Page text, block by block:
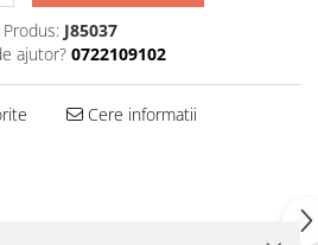
J85037
ajutor? 0722109102
Cere informatii